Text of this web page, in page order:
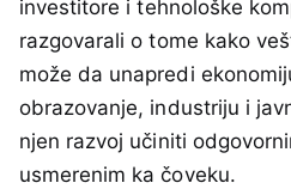
investitore i tehnološke
razgovarali o tome kako
može da unapredi
obrazovanje, industriju i
njen razvoj učiniti
usmerenim ka čoveku.